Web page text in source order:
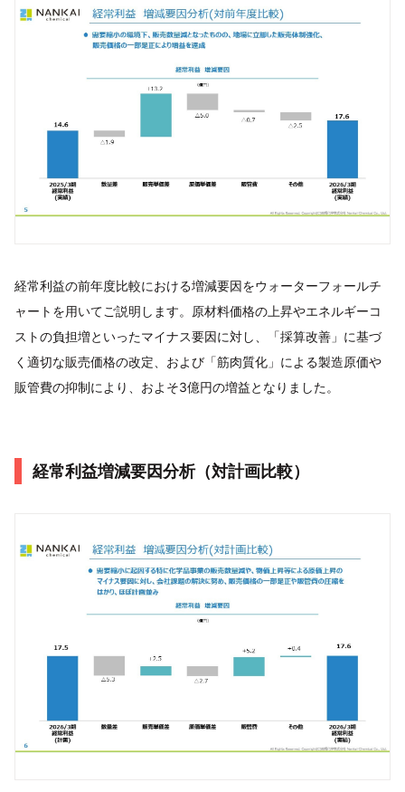
経常利益の前年度比較における増減要因をウォーターフォールチ
ャートを用いてご説明します。原材料価格の上昇やエネルギーコ
ストの負担増といったマイナス要因に対し、「採算改善」に基づ
く適切な販売価格の改定、および「筋肉質化」による製造原価や
販管費の抑制により、およそ3億円の増益となりました。
経常利益増減要因分析（対計画比較）